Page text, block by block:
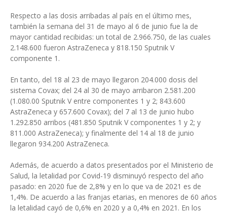
Respecto a las dosis arribadas al país en el último mes,
también la semana del 31 de mayo al 6 de junio fue la de
mayor cantidad recibidas: un total de 2.966.750, de las cuales
2.148.600 fueron AstraZeneca y 818.150 Sputnik V
componente 1.
En tanto, del 18 al 23 de mayo llegaron 204.000 dosis del
sistema Covax; del 24 al 30 de mayo arribaron 2.581.200
(1.080.00 Sputnik V entre componentes 1 y 2; 843.600
AstraZeneca y 657.600 Covax); del 7 al 13 de junio hubo
1.292.850 arribos (481.850 Sputnik V componentes 1 y 2; y
811.000 AstraZeneca); y finalmente del 14 al 18 de junio
llegaron 934.200 AstraZeneca.
Además, de acuerdo a datos presentados por el Ministerio de
Salud, la letalidad por Covid-19 disminuyó respecto del año
pasado: en 2020 fue de 2,8% y en lo que va de 2021 es de
1,4%. De acuerdo a las franjas etarias, en menores de 60 años
la letalidad cayó de 0,6% en 2020 y a 0,4% en 2021. En los